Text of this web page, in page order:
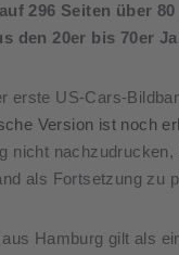
296 Seiten über 80
den 20er bis 70er
erste US-Cars-
Version ist noch
nicht nachzudrucken,
als Fortsetzung zu
Hamburg gilt als